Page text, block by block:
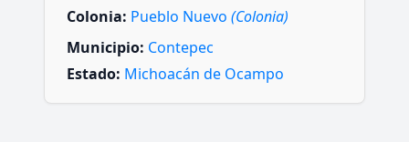
Colonia: Pueblo Nuevo (Colonia)
Municipio: Contepec
Estado: Michoacán de Ocampo